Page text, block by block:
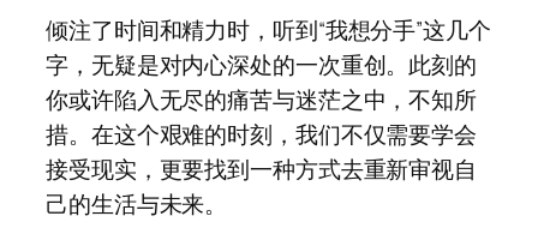
倾注了时间和精力时，听到“我想分手”这几个
字，无疑是对内心深处的一次重创。此刻的
你或许陷入无尽的痛苦与迷茫之中，不知所
措。在这个艰难的时刻，我们不仅需要学会
接受现实，更要找到一种方式去重新审视自
己的生活与未来。